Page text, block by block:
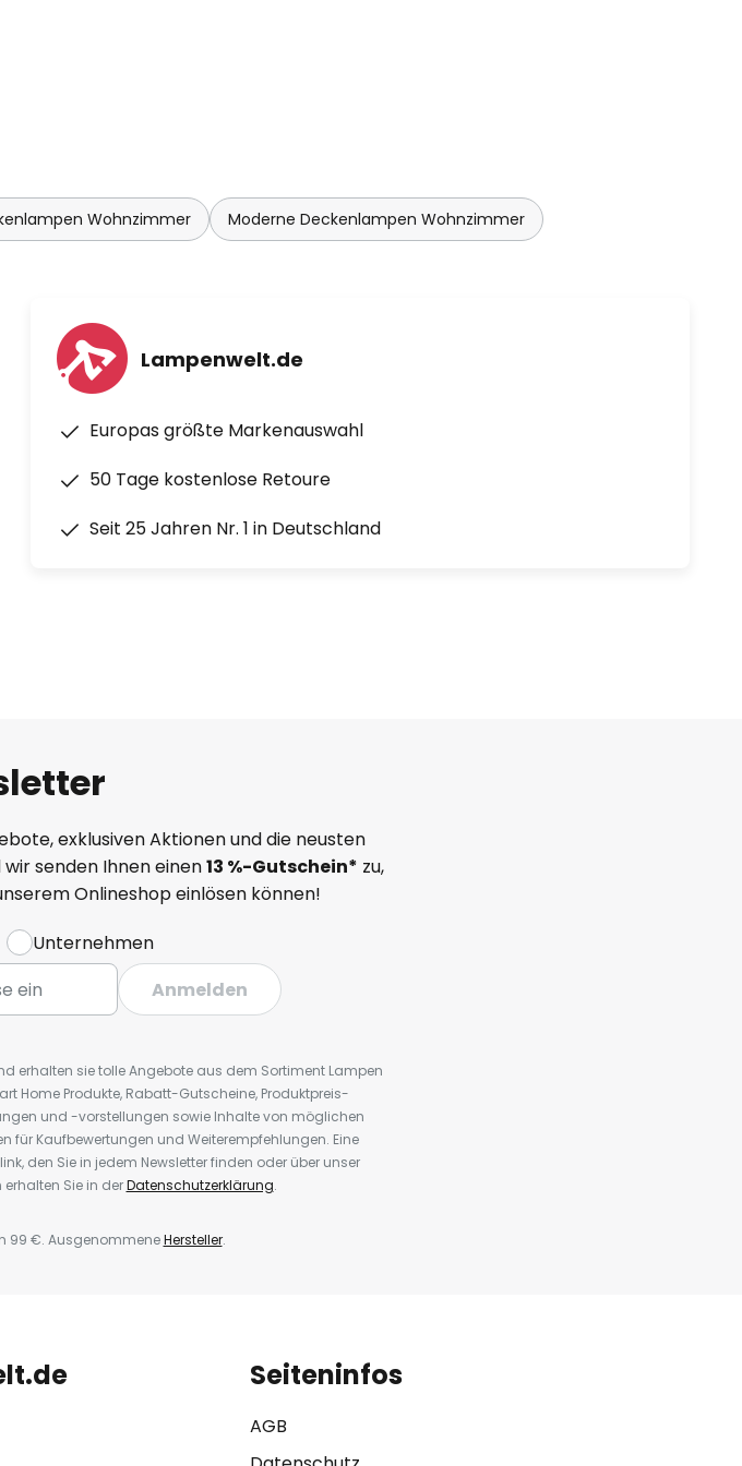
Wohnzimmer Moderne Deckenlampen Wohnzimmer
Lampenwelt.de
Europas größte Markenauswahl
50 Tage kostenlose Retoure
Seit 25 Jahren Nr. 1 in Deutschland
exklusiven Aktionen und die neusten
senden Ihnen einen13 %-Gutschein* zu,
Onlineshop einlösen können!
Unternehmen
Anmelden
erhalten sie tolle Angebote aus dem Sortiment Lampen
Home Produkte, Rabatt-Gutscheine, Produktpreis-
und -vorstellungen sowie Inhalte von möglichen
für Kaufbewertungen und Weiterempfehlungen. Eine
den Sie in jedem Newsletter finden oder über unser
Sie in derDatenschutzerklärung.
99 €. AusgenommeneHersteller.
Seiteninfos
AGB